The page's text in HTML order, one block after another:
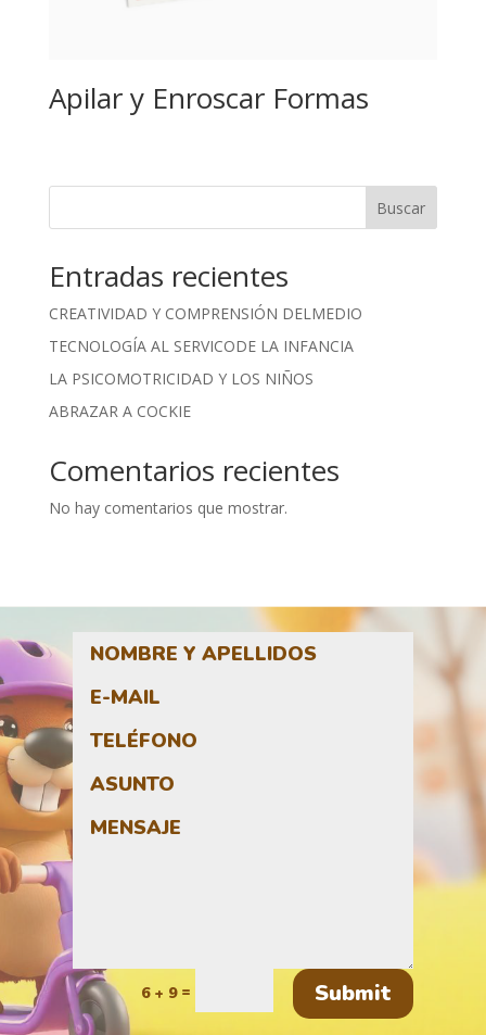
Apilar y Enroscar Formas
Buscar
Entradas recientes
CREATIVIDAD Y COMPRENSIÓN DELMEDIO
TECNOLOGÍA AL SERVICODE LA INFANCIA
LA PSICOMOTRICIDAD Y LOS NIÑOS
ABRAZAR A COCKIE
Comentarios recientes
No hay comentarios que mostrar.
6 + 9= Submit